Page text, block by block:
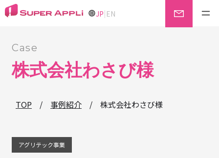
JP| EN
Case
株式会社わさび様
TOP / 事例紹介 / 株式会社わさび様
アグリテック事業